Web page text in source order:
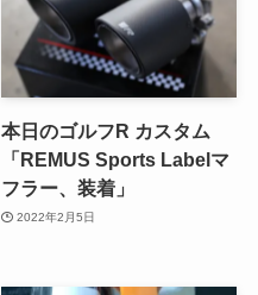
本日のゴルフR カスタム
「REMUS Sports Labelマ
フラー、装着」
2022年2月5日